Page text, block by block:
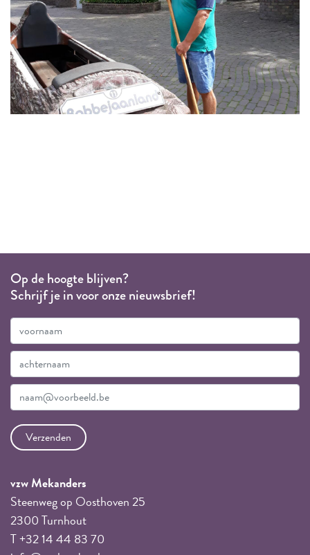
Op de hoogte blijven?
Schrijf je in voor onze nieuwsbrief!
vzw Mekanders
Steenweg op Oosthoven 25
2300 Turnhout
T +32 14 44 83 70